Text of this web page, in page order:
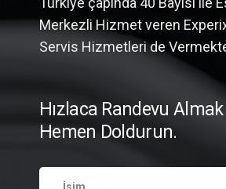
Merkezli Hizmet veren
Servis Hizmetleri de
Hızlaca Randevu
Hemen Doldurun.